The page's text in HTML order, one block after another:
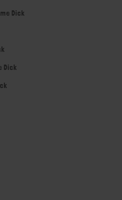
Dick
Dick